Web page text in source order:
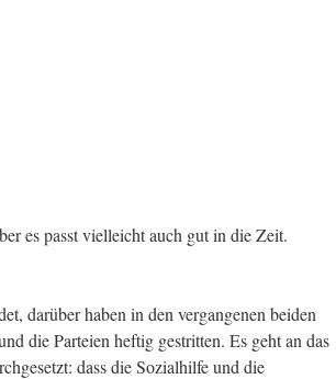
es passt vielleicht auch gut in die Zeit.
darüber haben in den vergangenen beiden
die Parteien heftig gestritten. Es geht an das
dass die Sozialhilfe und die